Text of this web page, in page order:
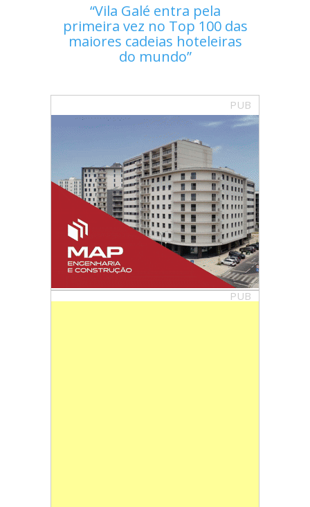
Vila Galé entra pela
primeira vez no Top 100 das
maiores cadeias hoteleiras
do mundo
PUB
PUB